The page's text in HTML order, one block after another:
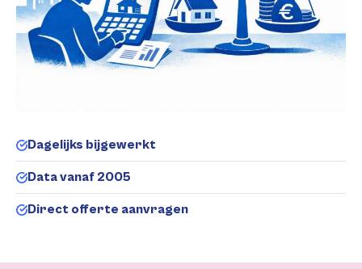
Dagelijks bijgewerkt
Data vanaf 2005
Direct offerte aanvragen